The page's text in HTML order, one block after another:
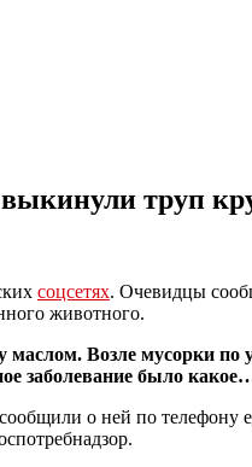
труп
соцсетях. Очевидцы
животного.
Возле мусорки по
заболевание было
о ней по